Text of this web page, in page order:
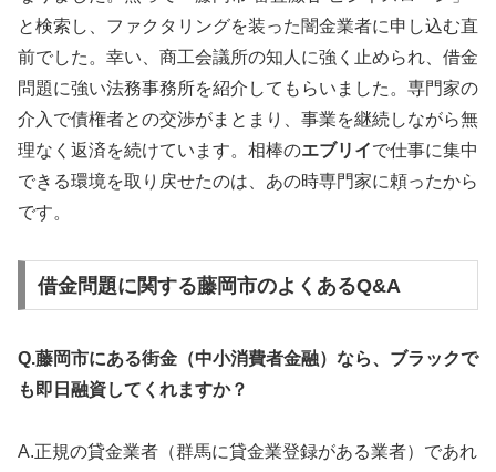
と検索し、ファクタリングを装った闇金業者に申し込む直
前でした。幸い、商工会議所の知人に強く止められ、借金
問題に強い法務事務所を紹介してもらいました。専門家の
介入で債権者との交渉がまとまり、事業を継続しながら無
理なく返済を続けています。相棒のエブリイで仕事に集中
できる環境を取り戻せたのは、あの時専門家に頼ったから
です。
借金問題に関する藤岡市のよくあるQ&A
Q.藤岡市にある街金（中小消費者金融）なら、ブラックで
も即日融資してくれますか？
A.正規の貸金業者（群馬に貸金業登録がある業者）であれ